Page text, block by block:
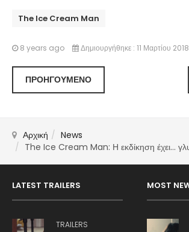
The Ice Cream Man
8 years ago Δημιουργήθηκε : 11 Μαρτίου 2018
ΠΡΟΗΓΟΎΜΕΝΟ
Αρχική
News
The Ice Cream Man: Η εκδίκηση έχει...
LATEST TRAILERS
TRAILERS
MOST